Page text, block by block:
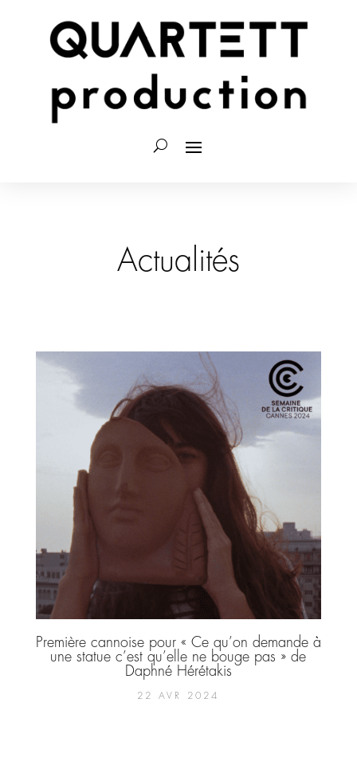
Actualités
Première cannoise pour « Ce qu’on demande à
une statue c’est qu’elle ne bouge pas » de
Daphné Hérétakis
22 AVR 2024